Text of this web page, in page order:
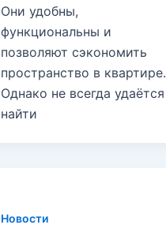
Они удобны,
функциональны и
позволяют сэкономить
пространство в квартире.
Однако не всегда удаётся
найти
Новости